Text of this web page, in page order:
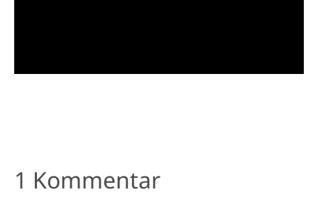
1 Kommentar